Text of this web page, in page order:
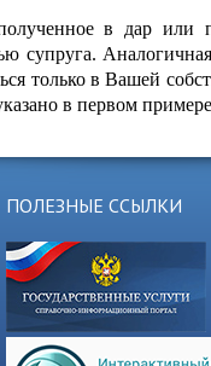
в дар или
супруга.
только в Вашей
в первом
ПОЛЕЗНЫЕ ССЫЛКИ